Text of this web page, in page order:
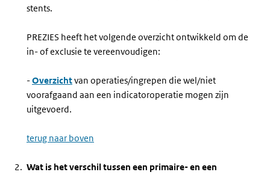
stents.
PREZIES heeft het volgende overzicht ontwikkeld om de
in- of exclusie te vereenvoudigen:
-Overzichtvan operaties/ingrepen die wel/niet
voorafgaand aan een indicatoroperatie mogen zijn
uitgevoerd.
terug naar boven
Wat is het verschil tussen een primaire- en een